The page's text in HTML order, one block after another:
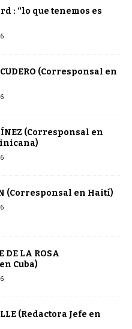
: “lo que tenemos es
(Corresponsal en
(Corresponsal en
(Corresponsal en Haití)
DE LA ROSA
Cuba)
(Redactora Jefe en